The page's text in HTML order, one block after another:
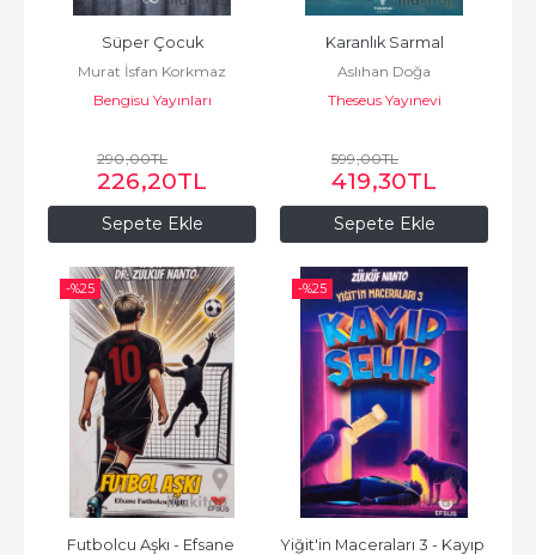
Sepete Ekle
Süper Çocuk
Murat İsfan Korkmaz
Bengisu Yayınları
290,00TL
226,20TL
Sepete Ekle
Karanlık Sarmal
Aslıhan Doğa
Theseus Yayınevi
599,00TL
419,30TL
-%25
Futbolcu Aşkı - Efsane
-%25
Yiğit'in Maceraları 3 - Kayıp